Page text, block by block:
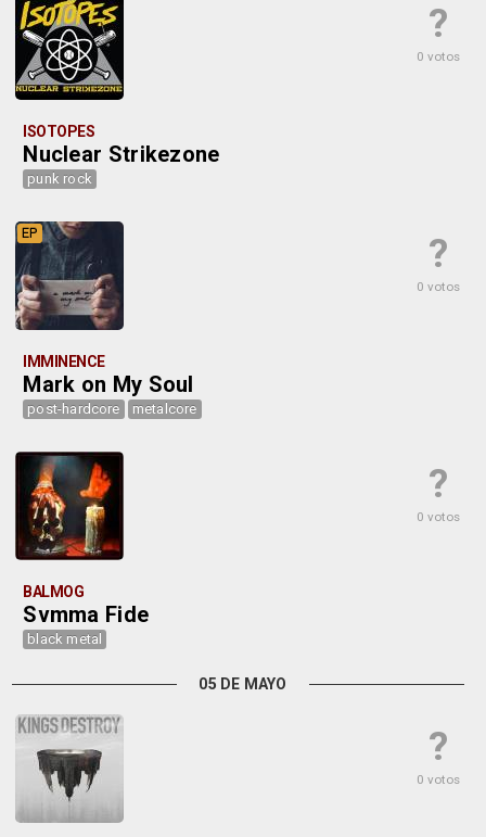
?
0 votos
ISOTOPES
Nuclear Strikezone
punk rock
?
0 votos
EP
IMMINENCE
Mark on My Soul
post-hardcore metalcore
?
0 votos
BALMOG
Svmma Fide
black metal
05 DE MAYO
?
0 votos